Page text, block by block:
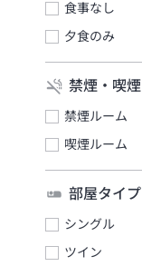
食事なし
夕食のみ
禁煙・喫煙
禁煙ルーム
喫煙ルーム
部屋タイプ
シングル
ツイン